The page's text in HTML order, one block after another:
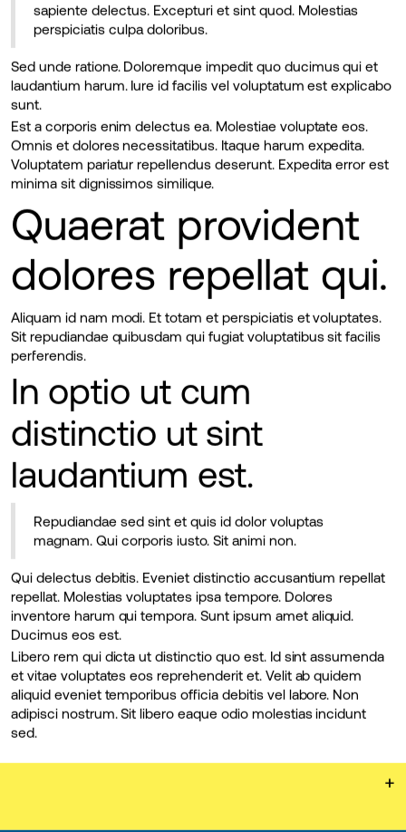
sapiente delectus. Excepturi et sint quod. Molestias
perspiciatis culpa doloribus.
Sed unde ratione. Doloremque impedit quo ducimus qui et
laudantium harum. Iure id facilis vel voluptatum est explicabo
sunt.
Est a corporis enim delectus ea. Molestiae voluptate eos.
Omnis et dolores necessitatibus. Itaque harum expedita.
Voluptatem pariatur repellendus deserunt. Expedita error est
minima sit dignissimos similique.
Quaerat provident
dolores repellat qui.
Aliquam id nam modi. Et totam et perspiciatis et voluptates.
Sit repudiandae quibusdam qui fugiat voluptatibus sit facilis
perferendis.
In optio ut cum
distinctio ut sint
laudantium est.
Repudiandae sed sint et quis id dolor voluptas
magnam. Qui corporis iusto. Sit animi non.
Qui delectus debitis. Eveniet distinctio accusantium repellat
repellat. Molestias voluptates ipsa tempore. Dolores
inventore harum qui tempora. Sunt ipsum amet aliquid.
Ducimus eos est.
Libero rem qui dicta ut distinctio quo est. Id sint assumenda
et vitae voluptates eos reprehenderit et. Velit ab quidem
aliquid eveniet temporibus officia debitis vel labore. Non
adipisci nostrum. Sit libero eaque odio molestias incidunt
sed.
+